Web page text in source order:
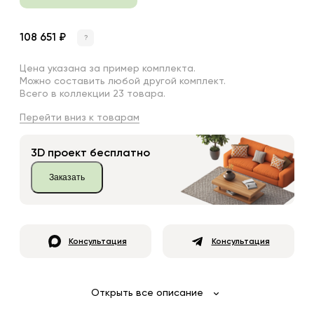
108 651 ₽ ?
Цена указана за пример комплекта.
Можно составить любой другой комплект.
Всего в коллекции 23 товара.
Перейти вниз к товарам
3D проект бесплатно
Заказать
Консультация Консультация
Открыть все описание